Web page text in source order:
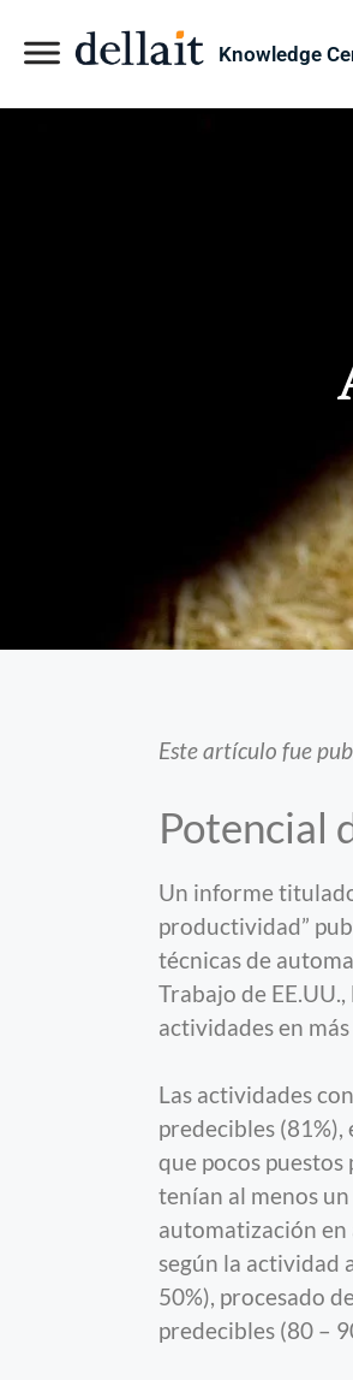
Knowledge
Este artículo fue
Potencial
Un informe
productividad”
técnicas de
Trabajo de
actividades en
Las actividades
predecibles
que pocos
tenían al menos
automatización en
según la actividad
50%), procesado
predecibles (80 –